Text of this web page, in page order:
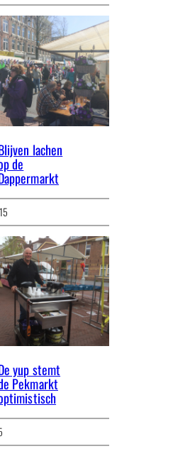
lachen
de
yup stemt
Pekmarkt